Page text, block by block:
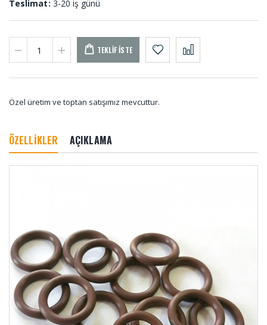
Teslimat: 3-20 iş günü
TEKLIF İSTE
Özel üretim ve toptan satışımız mevcuttur.
ÖZELLİKLER AÇIKLAMA